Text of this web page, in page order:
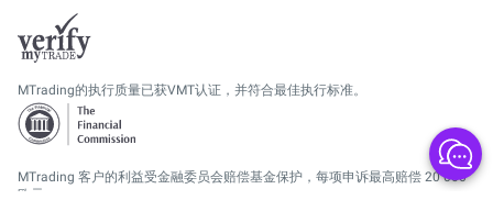
MTrading的执行质量已获VMT认证，并符合最佳执行标准。
MTrading 客户的利益受金融委员会赔偿基金保护，每项申诉最高赔偿 20 000
欧元。